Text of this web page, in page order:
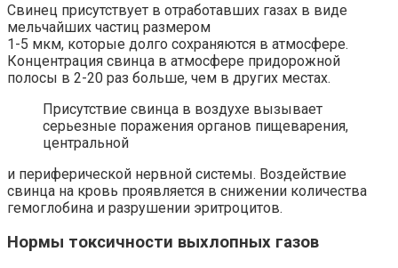
Свинец присутствует в отработавших газах в виде
мельчайших частиц размером
1-5 мкм, которые долго сохраняются в атмосфере.
Концентрация свинца в атмосфере придорожной
полосы в 2-20 раз больше, чем в других местах.
Присутствие свинца в воздухе вызывает
серьезные поражения органов пищеварения,
центральной
и периферической нервной системы. Воздействие
свинца на кровь проявляется в снижении количества
гемоглобина и разрушении эритроцитов.
Нормы токсичности выхлопных газов